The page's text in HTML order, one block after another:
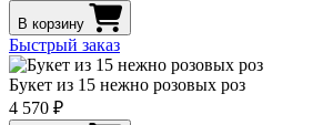
В корзину
Быстрый заказ
Букет из 15 нежно розовых роз
4 570 ₽